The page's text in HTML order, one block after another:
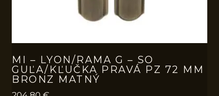
MI – LYON/RAMA G – SO
GUĽA/KĽUČKA PRAVÁ PZ 72 MM
BRONZ MATNÝ